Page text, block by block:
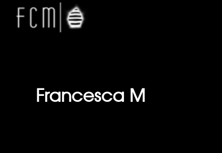
Francesca M